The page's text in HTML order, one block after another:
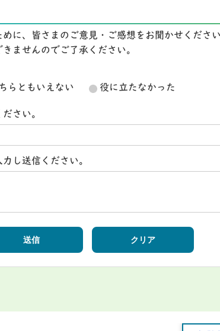
に、皆さまのご意見・ご感想をお聞かせくださ
ませんのでご了承ください。
らともいえない 役に立たなかった
さい。
し送信ください。